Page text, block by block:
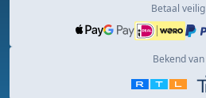
Betaal veilig
Bekend van